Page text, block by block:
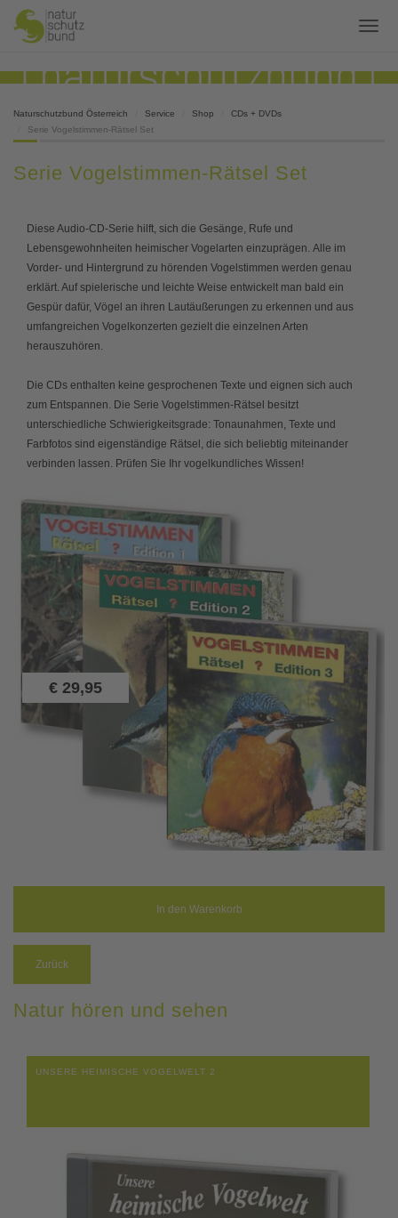
Naturschutzbund Österreich Service Shop
CDs + DVDs
Serie Vogelstimmen-Rätsel Set
Serie Vogelstimmen-Rätsel Set
Diese Audio-CD-Serie hilft, sich die Gesänge, Rufe und
Lebensgewohnheiten heimischer Vogelarten einzuprägen. Alle im
Vorder- und Hintergrund zu hörenden Vogelstimmen werden genau
erklärt. Auf spielerische und leichte Weise entwickelt man bald ein
Gespür dafür, Vögel an ihren Lautäußerungen zu erkennen und aus
umfangreichen Vogelkonzerten gezielt die einzelnen Arten
herauszuhören.
Die CDs enthalten keine gesprochenen Texte und eignen sich auch
zum Entspannen. Die Serie Vogelstimmen-Rätsel besitzt
unterschiedliche Schwierigkeitsgrade: Tonaunahmen, Texte und
Farbfotos sind eigenständige Rätsel, die sich beliebtig miteinander
verbinden lassen. Prüfen Sie Ihr vogelkundliches Wissen!
€ 29,95
Zurück
Natur hören und sehen
UNSERE HEIMISCHE VOGELWELT 2